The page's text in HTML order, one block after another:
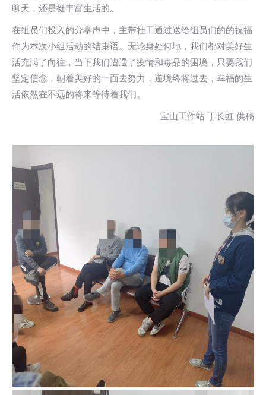
聊天，还是挺丰富生活的。
在组员们投入的分享声中，主带社工通过送给组员们的的祝福
作为本次小组活动的结束语。无论身处何地，我们都对美好生
活充满了向往，当下我们遭遇了疫情和毒品的困境，只要我们
坚定信念，朝着美好的一面去努力，逆境终将过去，幸福的生
活依然在不远的将来等待着我们。
宝山工作站 丁长虹 供稿